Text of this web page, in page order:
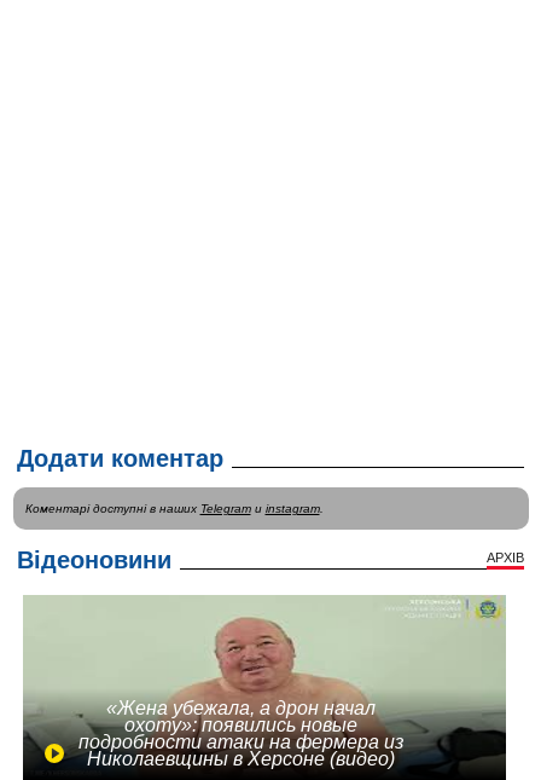
Додати коментар
Коментарі доступні в наших Telegramи instagram.
Відеоновини АРХІВ
«Жена убежала, а дрон начал
охоту»: появились новые
подробности атаки на фермера из
Николаевщины в Херсоне (видео)